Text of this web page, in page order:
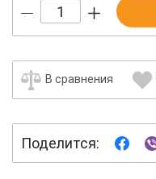
В сравнения
Поделится: